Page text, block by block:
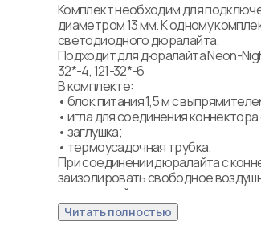
Комплект необходим для
диаметром 13 мм. К одному
светодиодного дюралайта.
Подходит для дюралайта Neon-
32*-4, 121-32*-6
В комплекте:
• блок питания 1,5 м с
• игла для соединения
• заглушка;
• термоусадочная трубка.
При соединении дюралайта с
заизолировать свободное
морозостойким силиконовым
попадание влаги. Сверху данного
использовать термоусаживаемую
Читать полностью